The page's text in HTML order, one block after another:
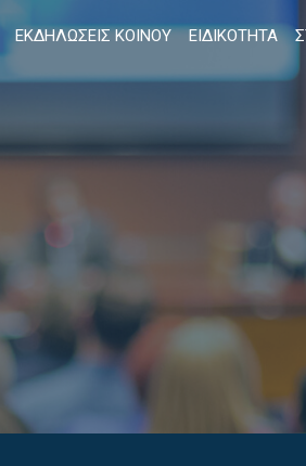
ΕΚΔΗΛΩΣΕΙΣ ΚΟΙΝΟΥ ΕΙΔΙΚΟΤΗΤΑ